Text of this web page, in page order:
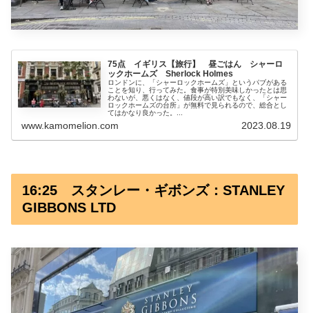
75点 イギリス【旅行】 昼ごはん シャーロ
ックホームズ Sherlock Holmes
ロンドンに、「シャーロックホームズ」というパブがある
ことを知り、行ってみた。食事が特別美味しかったとは思
わないが、悪くはなく、値段が高い訳でもなく、「シャー
ロックホームズの台所」が無料で見られるので、総合とし
てはかなり良かった。...
www.kamomelion.com 2023.08.19
16:25 スタンレー・ギボンズ：STANLEY
GIBBONS LTD